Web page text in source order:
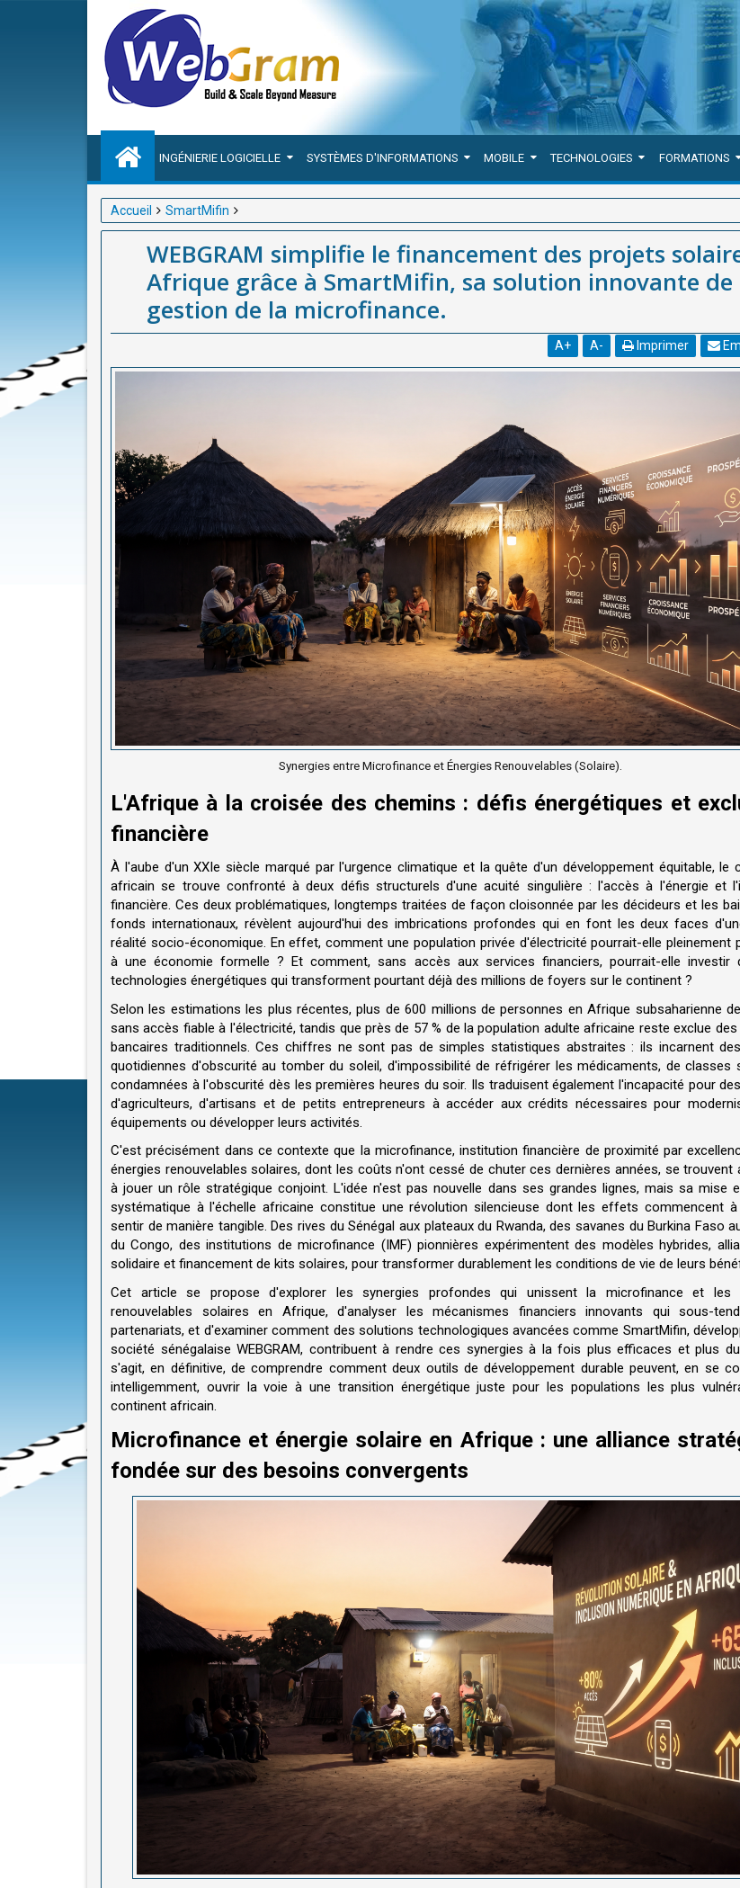
INGÉNIERIE LOGICIELLE SYSTÈMES D'INFORMATIONS MOBILE TECHNOLOGIES FORMATIONS
Accueil
SmartMifin
WEBGRAM simplifie le financement des projets solaires en Afrique grâce à SmartMifin, sa solution innovante
de la microfinance.
WEBGRAM simplifie le financement des projets
Afrique grâce à SmartMifin, sa solution innovante de
gestion de la microfinance.
A+ A- Imprimer
Synergies entre Microfinance et Énergies Renouvelables (Solaire).
L'Afrique à la croisée des chemins : défis énergétiques et
financière
À l'aube d'un XXIe siècle marqué par l'urgence climatique et la quête d'un développement équitable, le
africain se trouve confronté à deux défis structurels d'une acuité singulière : l'accès à l'énergie et
financière. Ces deux problématiques, longtemps traitées de façon cloisonnée par les décideurs et les
fonds internationaux, révèlent aujourd'hui des imbrications profondes qui en font les deux faces
réalité socio-économique. En effet, comment une population privée d'électricité pourrait-elle pleinement
à une économie formelle ? Et comment, sans accès aux services financiers, pourrait-elle investir
technologies énergétiques qui transforment pourtant déjà des millions de foyers sur le continent ?
Selon les estimations les plus récentes, plus de 600 millions de personnes en Afrique subsaharienne
sans accès fiable à l'électricité, tandis que près de 57 % de la population adulte africaine reste exclue
bancaires traditionnels. Ces chiffres ne sont pas de simples statistiques abstraites : ils incarnent
quotidiennes d'obscurité au tomber du soleil, d'impossibilité de réfrigérer les médicaments, de classes
condamnées à l'obscurité dès les premières heures du soir. Ils traduisent également l'incapacité pour
d'agriculteurs, d'artisans et de petits entrepreneurs à accéder aux crédits nécessaires pour
équipements ou développer leurs activités.
C'est précisément dans ce contexte que la microfinance, institution financière de proximité par
énergies renouvelables solaires, dont les coûts n'ont cessé de chuter ces dernières années, se trouvent
à jouer un rôle stratégique conjoint. L'idée n'est pas nouvelle dans ses grandes lignes, mais sa mise
systématique à l'échelle africaine constitue une révolution silencieuse dont les effets commencent
sentir de manière tangible. Des rives du Sénégal aux plateaux du Rwanda, des savanes du Burkina Faso
du Congo, des institutions de microfinance (IMF) pionnières expérimentent des modèles hybrides,
solidaire et financement de kits solaires, pour transformer durablement les conditions de vie de leurs
Cet article se propose d'explorer les synergies profondes qui unissent la microfinance et les
renouvelables solaires en Afrique, d'analyser les mécanismes financiers innovants qui sous-
partenariats, et d'examiner comment des solutions technologiques avancées comme SmartMifin,
société sénégalaise WEBGRAM, contribuent à rendre ces synergies à la fois plus efficaces et plus
s'agit, en définitive, de comprendre comment deux outils de développement durable peuvent, en se
intelligemment, ouvrir la voie à une transition énergétique juste pour les populations les plus
continent africain.
Microfinance et énergie solaire en Afrique : une alliance
fondée sur des besoins convergents